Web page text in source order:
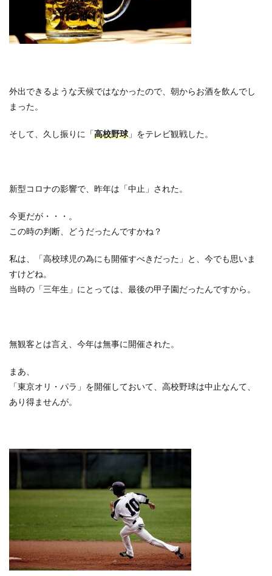
外出できるような天候ではなかったので、朝からお酒を飲んでし
まった。
そして、久し振りに「高校野球 」をテレビ観戦した。
新型コロナの影響で、昨年は「中止」された。
今更だが・・・。
この時の判断、どうだったんですかね？
私は、「高校球児の為にも開催すべきだった」と、今でも思いま
すけどね。
当時の「三年生」にとっては、最後の甲子園だったんですから。
無観客とは言え、今年は無事に開催された。
まあ、
「東京オリ・パラ」を開催しておいて、高校野球は中止なんて、
あり得ませんが。